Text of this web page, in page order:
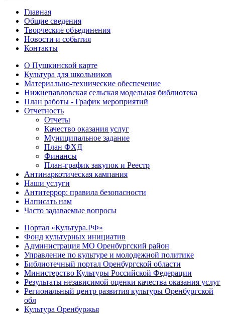
Главная
Общие сведения
Творческие объединения
Новости и события
Контакты
О Пушкинской карте
Культура для школьников
Материально-технические обеспечение
Нижнепавловская сельская модельная библиотека
План работы - График мероприятий
Отчетность
Отчеты
Качество оказания услуг
Муниципальное задание
План ФХД
Финансы
План-график закупок и Реестр
Антинаркотическая кампания
Наши услуги
Антитеррор: правила безопасности
Написать нам
Часто задаваемые вопросы
Портал «Культура.РФ»
Фонд культурных инициатив
Администрация МО Оренбургский район
Управление по культуре и молодежной политике
Библиотечный портал Оренбургской области
Министерство Культуры Российской Федерации
Результаты независимой оценки качества оказания услуг
Региональный центр развития культуры Оренбургской
обл
Культура Оренбуржья